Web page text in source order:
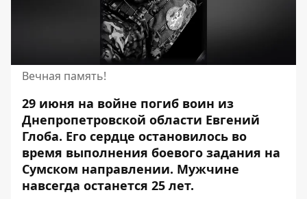
Вечная память!
29 июня на войне погиб воин из
Днепропетровской области Евгений
Глоба. Его сердце остановилось во
время выполнения боевого задания на
Сумском направлении. Мужчине
навсегда останется 25 лет.